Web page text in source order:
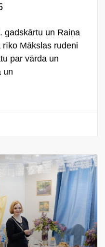
gadskārtu un Raiņa
Mākslas rudeni
par vārda un
un